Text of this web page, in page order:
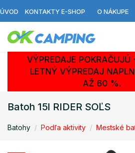
ÚVOD KONTAKTY E-SHOP O NÁKUPE
VÝPREDAJE POKRAČUJÚ
LETNÝ VÝPREDAJ
AŽ 60 %.
Batoh 15l RIDER SOĽS
Batohy Podľa aktivity Mestské